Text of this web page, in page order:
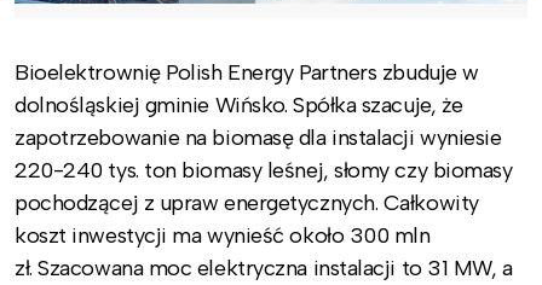
Bioelektrownię Polish Energy Partners zbuduje w
dolnośląskiej gminie Wińsko. Spółka szacuje, że
zapotrzebowanie na biomasę dla instalacji wyniesie
220-240 tys. ton biomasy leśnej, słomy czy biomasy
pochodzącej z upraw energetycznych. Całkowity
koszt inwestycji ma wynieść około 300 mln
zł. Szacowana moc elektryczna instalacji to 31 MW, a